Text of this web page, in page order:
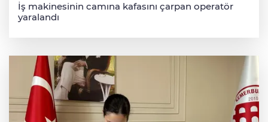
İş makinesinin camına kafasını çarpan operatör
yaralandı